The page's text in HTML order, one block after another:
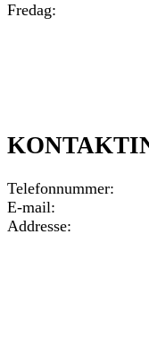
Fredag:
Telefonnummer:
E-mail:
Addresse: